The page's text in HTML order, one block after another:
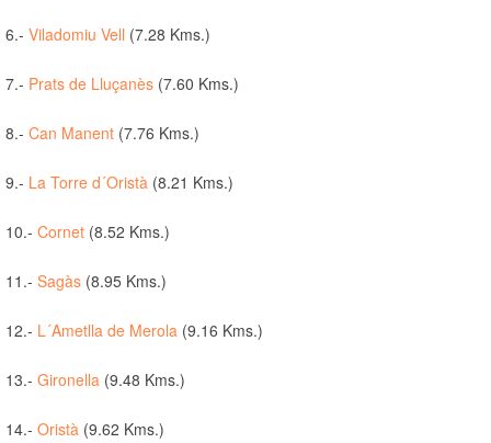
6.- Viladomiu Vell (7.28 Kms.)
7.- Prats de Lluçanès (7.60 Kms.)
8.- Can Manent (7.76 Kms.)
9.- La Torre d´Oristà (8.21 Kms.)
10.- Cornet (8.52 Kms.)
11.- Sagàs (8.95 Kms.)
12.- L´Ametlla de Merola (9.16 Kms.)
13.- Gironella (9.48 Kms.)
14.- Oristà (9.62 Kms.)